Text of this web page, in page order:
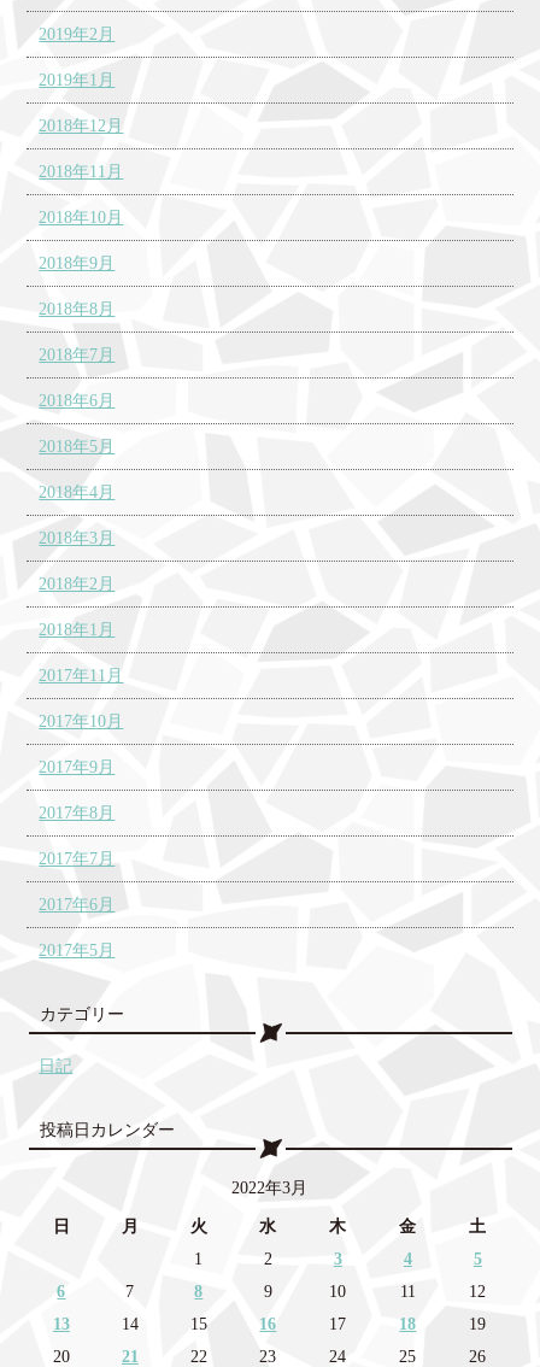
2019年2月
2019年1月
2018年12月
2018年11月
2018年10月
2018年9月
2018年8月
2018年7月
2018年6月
2018年5月
2018年4月
2018年3月
2018年2月
2018年1月
2017年11月
2017年10月
2017年9月
2017年8月
2017年7月
2017年6月
2017年5月
カテゴリー
日記
投稿日カレンダー
2022年3月
日 月 火 水 木 金
土
1
2 3 4
5
6
7 8 9 10 11
12
13
14 15 16 17 18
19
20
21 22 23 24 25 26